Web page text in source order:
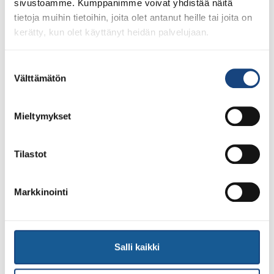
sivustoamme. Kumppanimme voivat yhdistää näitä
tietoja muihin tietoihin, joita olet antanut heille tai joita on
kerätty, kun olet käyttänyt heidän palvelujaan.
valinta
Välttämätön
Mieltymykset
Tilastot
Markkinointi
Salli kaikki
Tuomariraportti Swedish A-Judo/VI
Lindesberg, Ruotsi